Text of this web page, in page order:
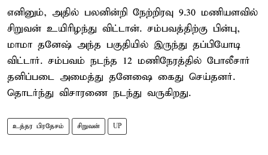
எனினும், அதில் பலனின்றி நேற்றிரவு 9.30 மணியளவில்
சிறுவன் உயிரிழந்து விட்டான். சம்பவத்திற்கு பின்பு,
மாமா தனேஷ் அந்த பகுதியில் இருந்து தப்பியோடி
விட்டார். சம்பவம் நடந்த 12 மணிநேரத்தில் போலீசார்
தனிப்படை அமைத்து தனேஷை கைது செய்தனர்.
தொடர்ந்து விசாரணை நடந்து வருகிறது.
உத்தர பிரதேசம் சிறுவன் UP